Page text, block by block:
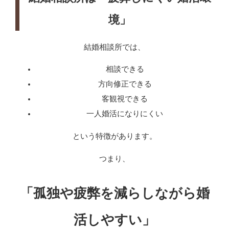
境」
結婚相談所では、
相談できる
方向修正できる
客観視できる
一人婚活になりにくい
という特徴があります。
つまり、
「孤独や疲弊を減らしながら婚
活しやすい」